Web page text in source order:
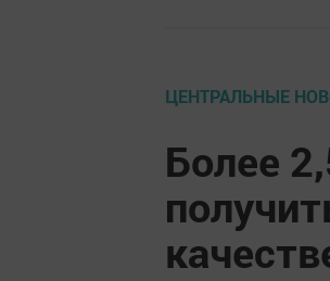
ЦЕНТРАЛЬНЫЕ
Более